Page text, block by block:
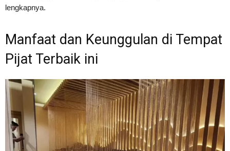
lengkapnya.
Manfaat dan Keunggulan di Tempat
Pijat Terbaik ini